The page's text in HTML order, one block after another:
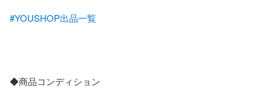
#YOUSHOP出品一覧
◆商品コンディション